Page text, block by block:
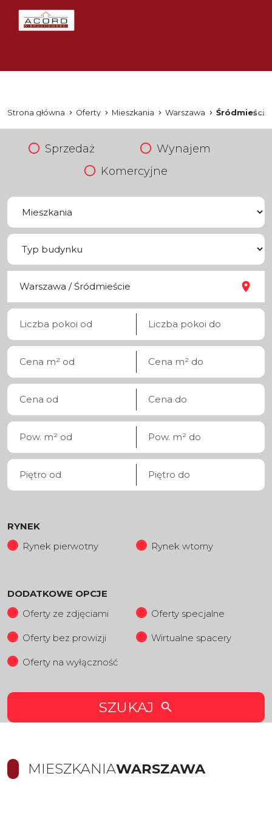
Strona główna Oferty Mieszkania Warszawa Śródmieście
Sprzedaż
Wynajem
Komercyjne
RYNEK
Rynek pierwotny
Rynek wtorny
DODATKOWE OPCJE
Oferty ze zdjęciami
Oferty specjalne
Oferty bez prowizji Wirtualne spacery
Oferty na wyłączność
SZUKAJ
MIESZKANIAWARSZAWA